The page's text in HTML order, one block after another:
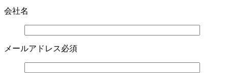
会社名
メールアドレス必須